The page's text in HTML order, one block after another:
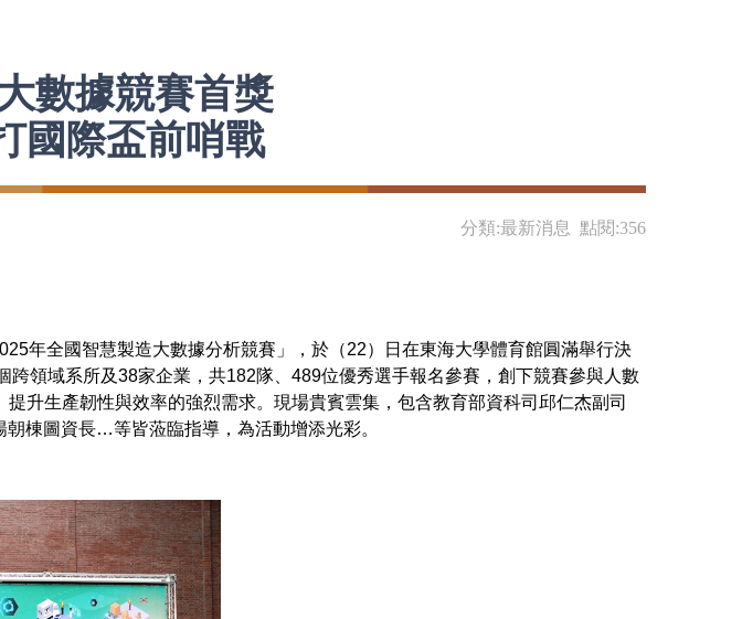
數據競賽首獎
國際盃前哨戰
分類:最新消息 點閱:356
年全國智慧製造大數據分析競賽」，於（22）日在東海大學體育館圓滿舉行決
領域系所及38家企業，共182隊、489位優秀選手報名參賽，創下競賽參與人數
升生產韌性與效率的強烈需求。現場貴賓雲集，包含教育部資科司邱仁杰副司
棟圖資長…等皆蒞臨指導，為活動增添光彩。